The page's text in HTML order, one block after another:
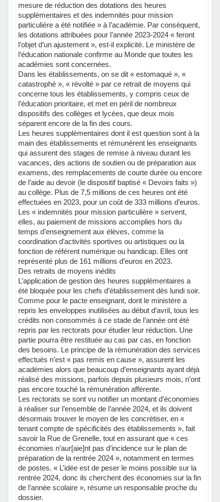
mesure de réduction des dotations des heures
supplémentaires et des indemnités pour mission
particulière a été notifiée » à l’académie. Par conséquent,
les dotations attribuées pour l’année 2023-2024 « feront
l’objet d’un ajustement », est-il explicité. Le ministère de
l’éducation nationale confirme au Monde que toutes les
académies sont concernées.
Dans les établissements, on se dit « estomaqué », «
catastrophé », « révolté » par ce retrait de moyens qui
concerne tous les établissements, y compris ceux de
l’éducation prioritaire, et met en péril de nombreux
dispositifs des collèges et lycées, que deux mois
séparent encore de la fin des cours.
Les heures supplémentaires dont il est question sont à la
main des établissements et rémunèrent les enseignants
qui assurent des stages de remise à niveau durant les
vacances, des actions de soutien ou de préparation aux
examens, des remplacements de courte durée ou encore
de l’aide au devoir (le dispositif baptisé « Devoirs faits »)
au collège. Plus de 7,5 millions de ces heures ont été
effectuées en 2023, pour un coût de 333 millions d’euros.
Les « indemnités pour mission particulière » servent,
elles, au paiement de missions accomplies hors du
temps d’enseignement aux élèves, comme la
coordination d’activités sportives ou artistiques ou la
fonction de référent numérique ou handicap. Elles ont
représenté plus de 161 millions d’euros en 2023.
Des retraits de moyens inédits
L’application de gestion des heures supplémentaires a
été bloquée pour les chefs d’établissement dès lundi soir.
Comme pour le pacte enseignant, dont le ministère a
repris les enveloppes inutilisées au début d’avril, tous les
crédits non consommés à ce stade de l’année ont été
repris par les rectorats pour étudier leur réduction. Une
partie pourra être restituée au cas par cas, en fonction
des besoins. Le principe de la rémunération des services
effectués n’est « pas remis en cause », assurent les
académies alors que beaucoup d’enseignants ayant déjà
réalisé des missions, parfois depuis plusieurs mois, n’ont
pas encore touché la rémunération afférente.
Les rectorats se sont vu notifier un montant d’économies
à réaliser sur l’ensemble de l’année 2024, et ils doivent
désormais trouver le moyen de les concrétiser, en «
tenant compte de spécificités des établissements », fait
savoir la Rue de Grenelle, tout en assurant que « ces
économies n’aur[aie]nt pas d’incidence sur le plan de
préparation de la rentrée 2024 », notamment en termes
de postes. « L’idée est de peser le moins possible sur la
rentrée 2024, donc ils cherchent des économies sur la fin
de l’année scolaire », résume un responsable proche du
dossier.